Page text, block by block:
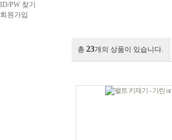
ID/PW 찾기
회원가입
총 23개의 상품이 있습니다.